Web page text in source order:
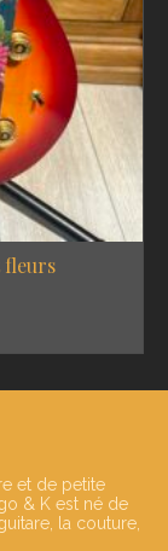
fleurs
et de petite
& K est né de
la couture,